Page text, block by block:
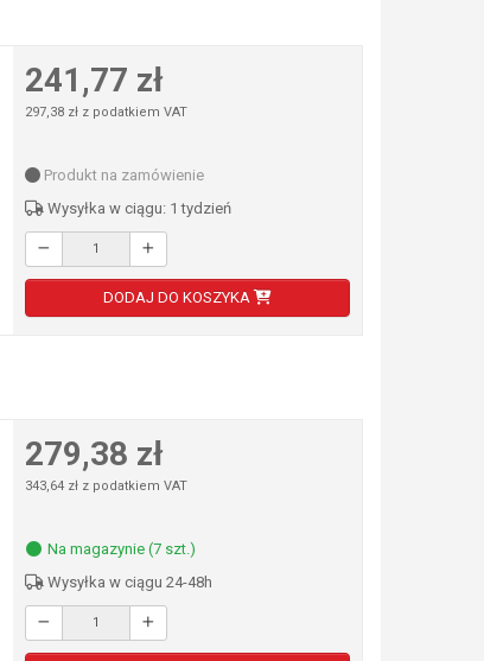
241,77 zł
297,38 zł z podatkiem VAT
Produkt na zamówienie
Wysyłka w ciągu: 1 tydzień
DODAJ DO KOSZYKA
279,38 zł
343,64 zł z podatkiem VAT
Na magazynie (7 szt.)
Wysyłka w ciągu 24-48h